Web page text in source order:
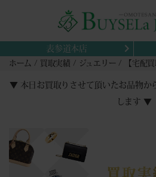
表参道本店
ホーム 買取実績 ジュエリー
▼ 本日お買取りさせて頂いたお品物か
します ▼